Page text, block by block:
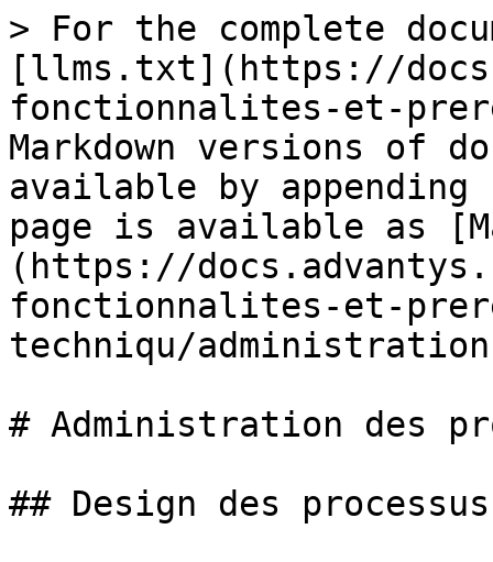
> For the complete
[llms.txt](https://
fonctionnalites-et-
Markdown versions of
available by
page is available as
(https://
fonctionnalites-et-
techniqu/
# Administration des
## Design des processus